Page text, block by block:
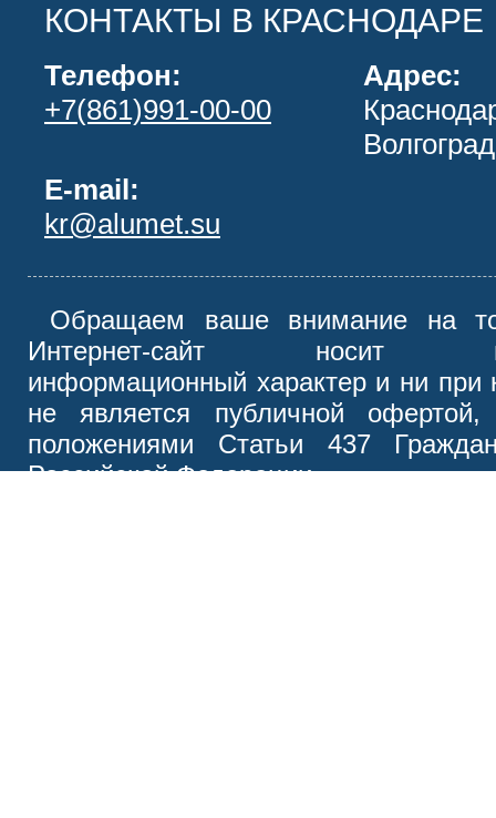
КОНТАКТЫ В КРАСНОДАРЕ
Телефон:
+7(861)991-00-00
Адрес:
E-mail:
kr@alumet.su
Обращаем ваше внимание на
Интернет-сайт носит
информационный характер и ни при
не является публичной офертой,
положениями Статьи 437
Российской Федерации.